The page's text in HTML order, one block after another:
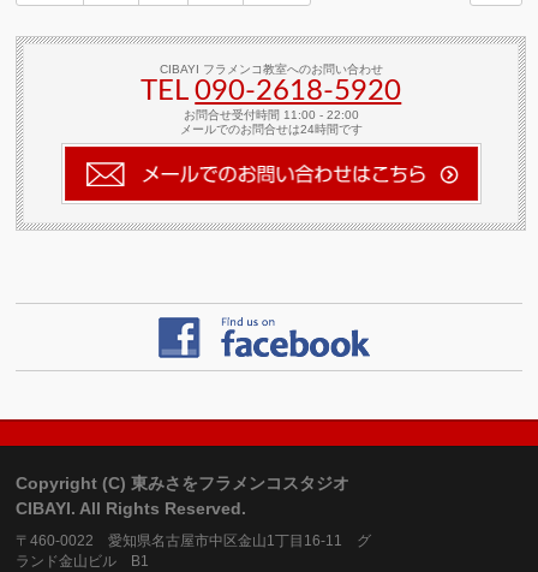
CIBAYI フラメンコ教室へのお問い合わせ
TEL090-2618‐5920
お問合せ受付時間 11:00 - 22:00
メールでのお問合せは24時間です
Copyright (C) 東みさをフラメンコスタジオ
CIBAYI. All Rights Reserved.
〒460-0022 愛知県名古屋市中区金山1丁目16-11 グ
ランド金山ビル B1